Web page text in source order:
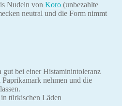
Nudeln von Koro (unbezahlte
neutral und die Form nimmt
gut bei einer Histaminintoleranz
nehmen und die
türkischen Läden